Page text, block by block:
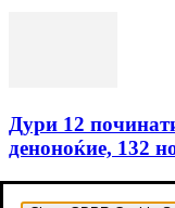
Дури 12
деноноќие, 132